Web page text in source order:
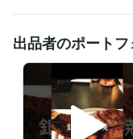
ライフスタイル・その
職歴
病院 2016年3月 ~ 現在
タウンドクター株式会社
個人事業 2022年3月 ~
受賞歴
出品者のポート